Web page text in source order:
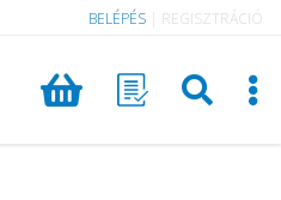
BELÉPÉS REGISZTRÁCIÓ